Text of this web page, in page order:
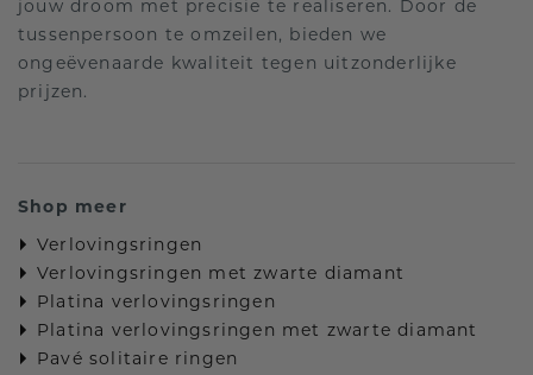
jouw droom met precisie te realiseren. Door de
tussenpersoon te omzeilen, bieden we
ongeëvenaarde kwaliteit tegen uitzonderlijke
prijzen.
Shop meer
Verlovingsringen
Verlovingsringen met zwarte diamant
Platina verlovingsringen
Platina verlovingsringen met zwarte diamant
Pavé solitaire ringen